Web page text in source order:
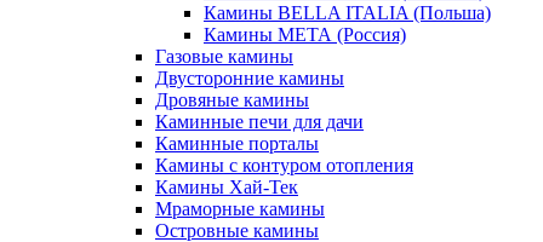
Камины BELLA ITALIA (Польша)
Камины МЕТА (Россия)
Газовые камины
Двусторонние камины
Дровяные камины
Каминные печи для дачи
Каминные порталы
Камины с контуром отопления
Камины Хай-Тек
Мраморные камины
Островные камины